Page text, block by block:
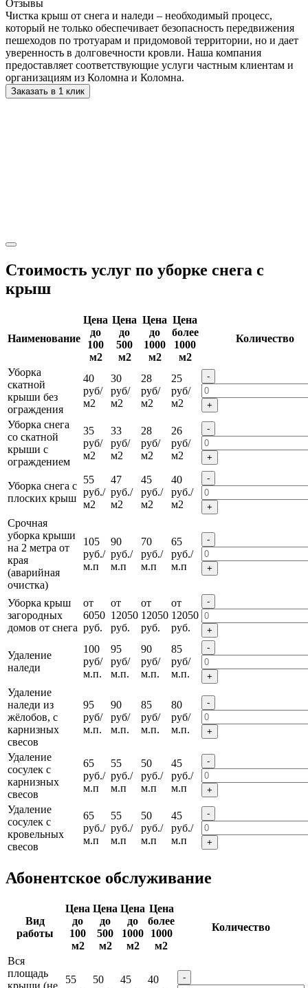
Отзывы
Чистка крыш от снега и наледи – необходимый процесс,
который не только обеспечивает безопасность передвижения
пешеходов по тротуарам и придомовой территории, но и дает
уверенность в долговечности кровли. Наша компания
предоставляет соответствующие услуги частным клиентам и
организациям из Коломна и Коломна.
Заказать в 1 клик
Стоимость услуг по уборке снега с
крыш
Наименование
Цена
до
100
м2
Цена
до
500
м2
Цена
до
1000
м2
Цена
более
1000
м2
Количество
Уборка
скатной
крыши без
ограждения
40
руб/
м2
30
руб/
м2
28
руб/
м2
25
руб/
м2
-
+
Уборка снега
со скатной
крыши с
ограждением
35
руб/
м2
33
руб/
м2
28
руб/
м2
26
руб/
м2
-
+
Уборка снега с
плоских крыш
55
руб./
м2
47
руб./
м2
45
руб./
м2
40
руб./
м2
-
+
Срочная
уборка крыши
на 2 метра от
края
(аварийная
очистка)
105
руб./
м.п
90
руб./
м.п
70
руб./
м.п
65
руб./
м.п
-
+
Уборка крыш
загородных
домов от снега
от
6050
руб.
от
12050
руб.
от
12050
руб.
от
12050
руб.
-
+
Удаление
наледи
100
руб/
м.п.
95
руб/
м.п.
90
руб/
м.п.
85
руб/
м.п.
-
+
Удаление
наледи из
жёлобов, с
карнизных
свесов
95
руб/
м.п.
90
руб/
м.п.
85
руб/
м.п.
80
руб/
м.п.
-
+
Удаление
сосулек с
карнизных
свесов
65
руб./
м.п
55
руб./
м.п
50
руб./
м.п
45
руб./
м.п
-
+
Удаление
сосулек с
кровельных
свесов
65
руб./
м.п
55
руб./
м.п
50
руб./
м.п
45
руб./
м.п
-
+
Абонентское обслуживание
Вид
работы
Цена
до
100
м2
Цена
до
500
м2
Цена
до
1000
м2
Цена
более
1000
м2
Количество
Вся
площадь
55
50
45
40
-